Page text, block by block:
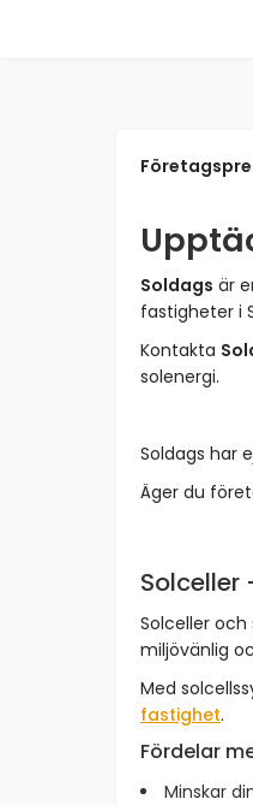
Soldags är
fastigheter i
Kontakta
solenergi.
Soldags har
Äger du
Solceller
Solceller
miljövänlig
Med
fastighet.
Fördelar
Minskar